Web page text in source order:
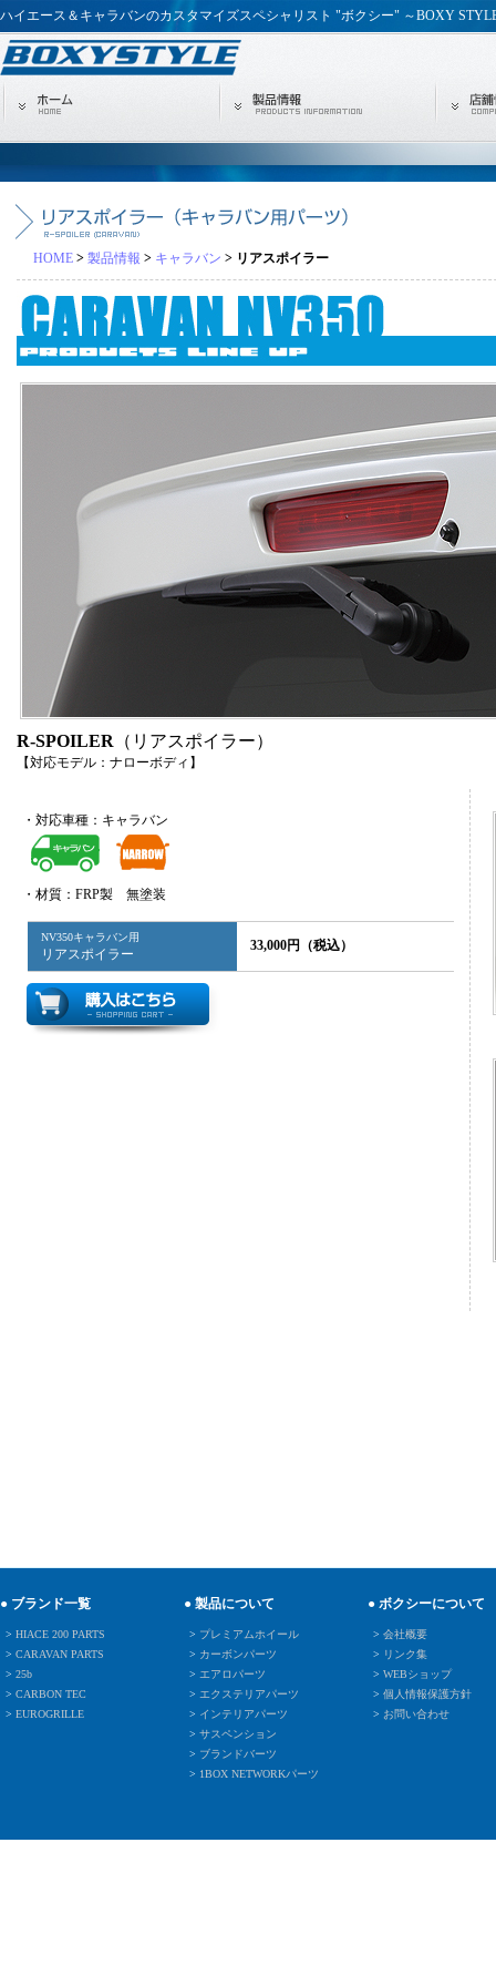
ハイエース＆キャラバンのカスタマイズスペシャリスト "ボクシー" ～BOXY
HOME > 製品情報 > キャラバン > リアスポイラー
R-SPOILER （リアスポイラー）
【対応モデル：ナローボディ】
・対応車種：キャラバン
・材質：FRP製 無塗装
NV350キャラバン用
リアスポイラー
33,000円（税込）
● ブランド一覧
> HIACE 200 PARTS
> CARAVAN PARTS
> 25b
> CARBON TEC
> EUROGRILLE
● 製品について
> プレミアムホイール
> カーボンパーツ
> エアロパーツ
> エクステリアパーツ
> インテリアパーツ
> サスペンション
> ブランドバーツ
> 1BOX NETWORKパーツ
● ボクシーについて
> 会社概要
> リンク集
> WEBショップ
> 個人情報保護方針
> お問い合わせ